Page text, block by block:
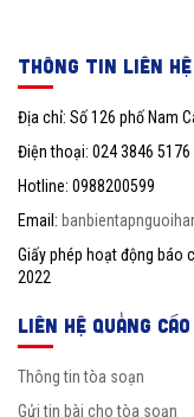
THÔNG TIN LIÊN HỆ
Địa chỉ: Số 126 phố Nam
Điện thoại: 024 3846 5176
Hotline: 0988200599
Email:
Giấy phép hoạt động báo
2022
LIÊN HỆ QUẢNG CÁO
Thông tin tòa soạn
Gửi tin bài cho tòa soạn